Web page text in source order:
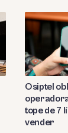
Osiptel
tope de 7
vender